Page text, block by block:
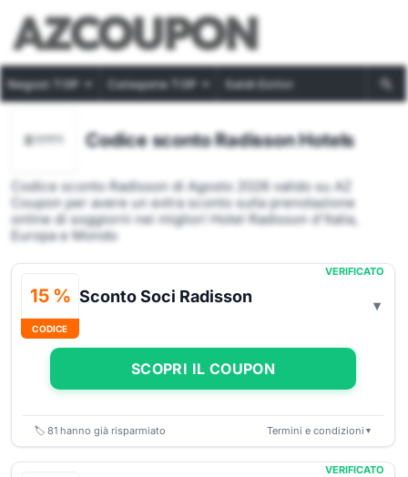
Negozi TOP Categorie TOP Saldi Estivi
Codice sconto Radisson Hotels
Codice sconto Radisson di Agosto 2026 valido su AZ
Coupon per avere un extra sconto sulla prenotazione
online di soggiorni nei migliori Hotel Radisson d'Italia,
Europa e Mondo
15 %
CODICE
VERIFICATO
Sconto Soci Radisson
SCOPRI IL COUPON
🏷️ 81 hanno già risparmiato Termini e condizioni ▼
VERIFICATO